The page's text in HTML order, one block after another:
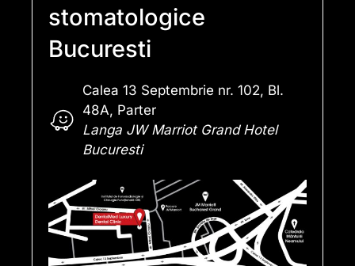
stomatologice
Bucuresti
Calea 13 Septembrie nr. 102, Bl.
48A, Parter
Langa JW Marriot Grand Hotel
Bucuresti